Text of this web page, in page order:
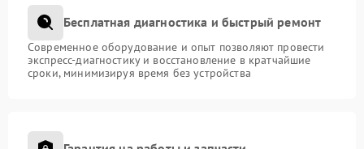
Бесплатная диагностика и быстрый ремонт
Современное оборудование и опыт позволяют провести
экспресс-диагностику и восстановление в кратчайшие
сроки, минимизируя время без устройства